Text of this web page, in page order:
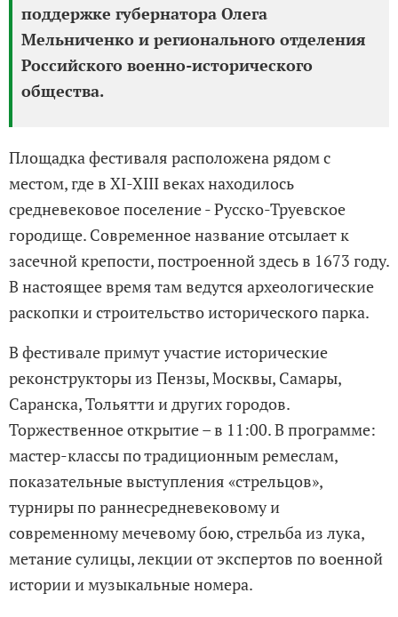
поддержке губернатора Олега
Мельниченко и регионального отделения
Российского военно-исторического
общества.
Площадка фестиваля расположена рядом с
местом, где в XI-XIII веках находилось
средневековое поселение - Русско-Труевское
городище. Современное название отсылает к
засечной крепости, построенной здесь в 1673 году.
В настоящее время там ведутся археологические
раскопки и строительство исторического парка.
В фестивале примут участие исторические
реконструкторы из Пензы, Москвы, Самары,
Саранска, Тольятти и других городов.
Торжественное открытие – в 11:00. В программе:
мастер-классы по традиционным ремеслам,
показательные выступления «стрельцов»,
турниры по раннесредневековому и
современному мечевому бою, стрельба из лука,
метание сулицы, лекции от экспертов по военной
истории и музыкальные номера.